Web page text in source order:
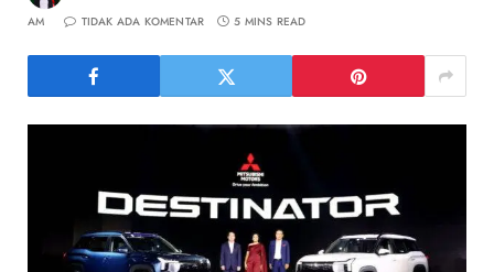
AM
TIDAK ADA KOMENTAR 5 MINS READ